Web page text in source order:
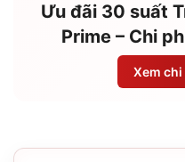
Ưu đãi 30 suất
Prime – Chi
Xem